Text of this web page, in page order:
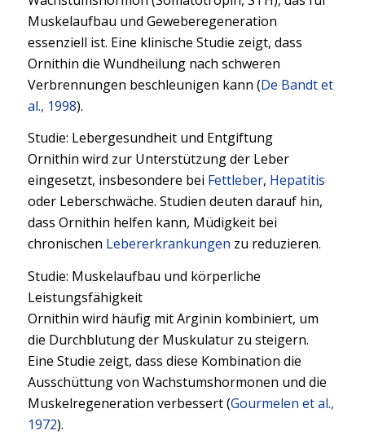
Muskelaufbau und Geweberegeneration
essenziell ist. Eine klinische Studie zeigt, dass
Ornithin die Wundheilung nach schweren
Verbrennungen beschleunigen kann (De Bandt et
al., 1998).
Studie: Lebergesundheit und Entgiftung
Ornithin wird zur Unterstützung der Leber
eingesetzt, insbesondere bei Fettleber, Hepatitis
oder Leberschwäche. Studien deuten darauf hin,
dass Ornithin helfen kann, Müdigkeit bei
chronischen Lebererkrankungen zu reduzieren.
Studie: Muskelaufbau und körperliche
Leistungsfähigkeit
Ornithin wird häufig mit Arginin kombiniert, um
die Durchblutung der Muskulatur zu steigern.
Eine Studie zeigt, dass diese Kombination die
Ausschüttung von Wachstumshormonen und die
Muskelregeneration verbessert (Gourmelen et al.,
1972).